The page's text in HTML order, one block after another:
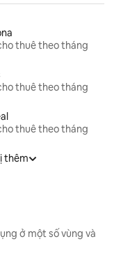
thuê theo tháng
thuê theo tháng
thuê theo tháng
thêm
ở một số vùng và